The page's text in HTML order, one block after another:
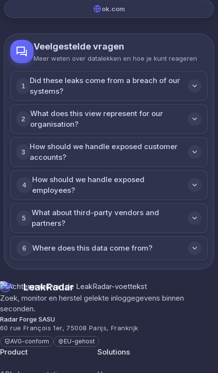
ok.com
Veelgestelde vragen
Meer weten over datalekken en hoe je kunt reageren
1
Did these leaks come from a breach of our
systems?
2
What does this view represent for our
organisation?
3
How should we handle exposed customer
accounts?
4
How should we handle exposed
employees?
5
What about third-party vendors and
partners?
6 Where does this data come from?
LeakRadar
Zoek, monitor en herstel gelekte inloggegevens binnen
seconden.
Radar Forge SASU
60 rue François 1er, 75008 Parijs, Frankrijk
AVG-conform EU-gehost
Product Solutions